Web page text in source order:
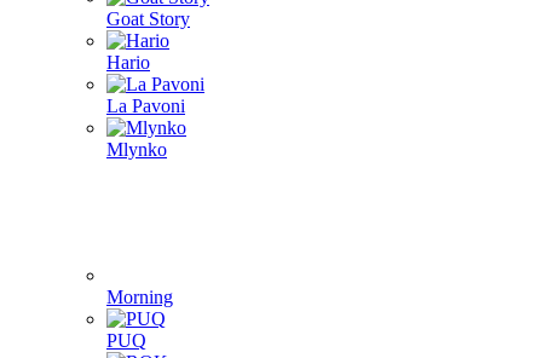
Goat Story
Hario
La Pavoni
Mlynko
Morning
PUQ